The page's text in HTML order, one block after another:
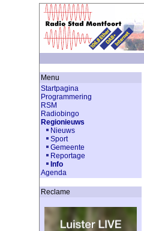
Menu
Startpagina
Programmering
RSM
Radiobingo
Regionieuws
Nieuws
Sport
Gemeente
Reportage
Info
Agenda
Reclame